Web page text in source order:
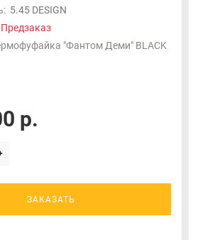
5.45 DESIGN
Предзаказ
"Фантом Деми" BLACK
р.
ЗАКАЗАТЬ